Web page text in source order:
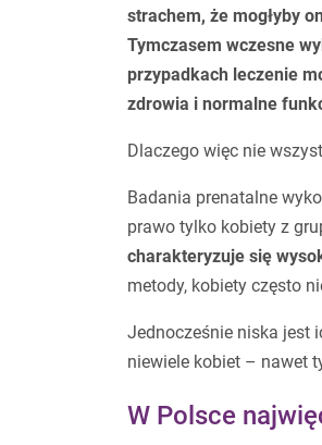
strachem, że mogłyby
Tymczasem wczesne
przypadkach leczenie
zdrowia i normalne
Dlaczego więc nie
Badania prenatalne
prawo tylko kobiety z
charakteryzuje się
metody, kobiety często
Jednocześnie niska jest
niewiele kobiet – nawet
W Polsce